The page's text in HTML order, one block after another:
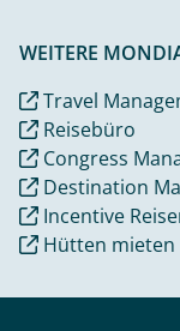
WEITERE
Travel
Reisebüro
Congress
Destination
Incentive
Hütten mieten